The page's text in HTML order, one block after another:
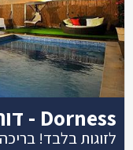
Dorness - דורנס
לזוגות בלבד!